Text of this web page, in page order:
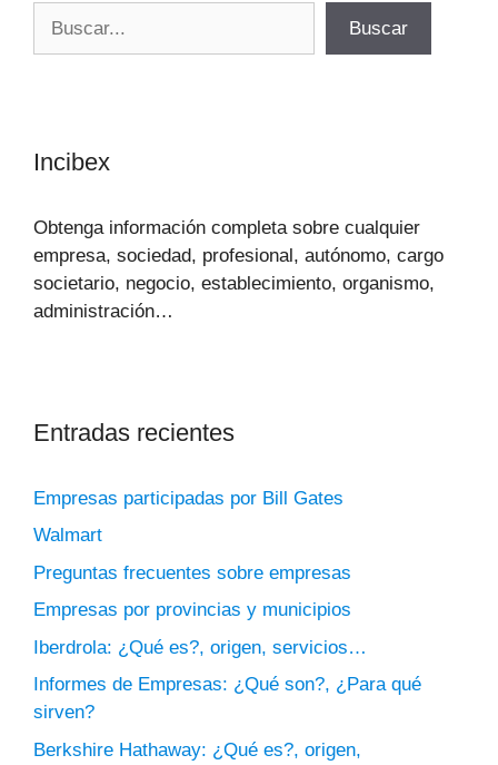
Buscar
Incibex
Obtenga información completa sobre cualquier
empresa, sociedad, profesional, autónomo, cargo
societario, negocio, establecimiento, organismo,
administración…
Entradas recientes
Empresas participadas por Bill Gates
Walmart
Preguntas frecuentes sobre empresas
Empresas por provincias y municipios
Iberdrola: ¿Qué es?, origen, servicios…
Informes de Empresas: ¿Qué son?, ¿Para qué
sirven?
Berkshire Hathaway: ¿Qué es?, origen,